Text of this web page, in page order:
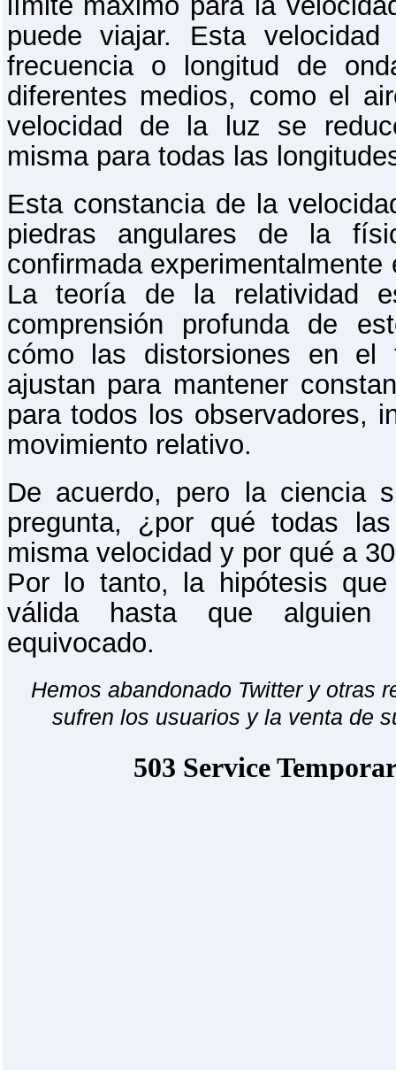
puede viajar. Esta
frecuencia o longitud de
diferentes medios, como el
velocidad de la luz se
misma para todas las
Esta constancia de la
piedras angulares de la
confirmada
La teoría de la relatividad
comprensión profunda de
cómo las distorsiones en
ajustan para mantener
para todos los observadores,
movimiento relativo.
De acuerdo, pero la ciencia
pregunta, ¿por qué todas
misma velocidad y por qué a
Por lo tanto, la hipótesis
válida hasta que alguien
equivocado.
Hemos abandonado Twitter y otras
sufren los usuarios y la venta de